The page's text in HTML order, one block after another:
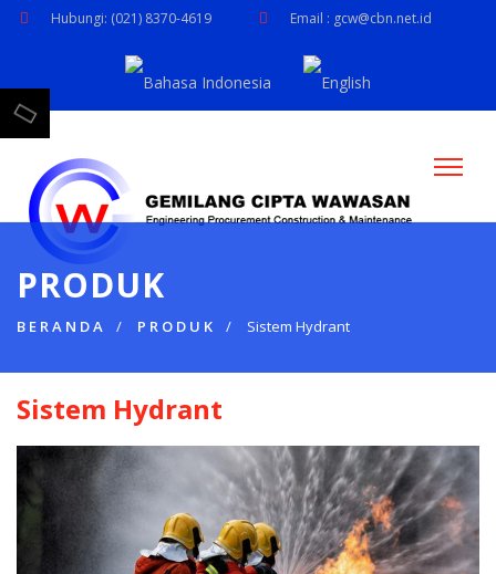
Hubungi: (021) 8370-4619 Email : gcw@cbn.net.id
PRODUK
BERANDA PRODUK Sistem Hydrant
Sistem Hydrant